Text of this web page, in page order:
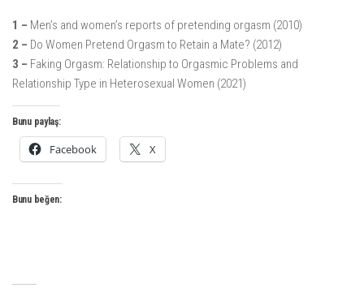
1 – Men’s and women’s reports of pretending orgasm (2010)
2 – Do Women Pretend Orgasm to Retain a Mate? (2012)
3 – Faking Orgasm: Relationship to Orgasmic Problems and
Relationship Type in Heterosexual Women (2021)
Bunu paylaş:
Facebook X
Bunu beğen: